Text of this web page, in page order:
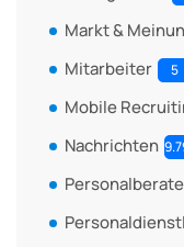
Markt &
Mitarbeiter 5
Mobile
Nachrichten